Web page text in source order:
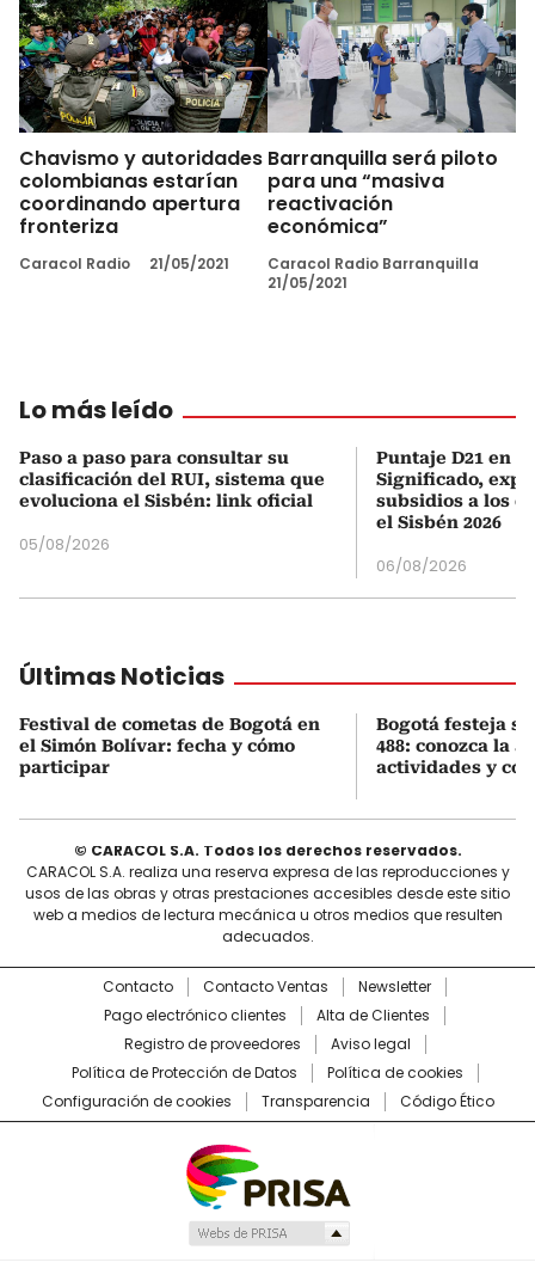
Chavismo y autoridades
colombianas estarían
coordinando apertura
fronteriza
Caracol Radio 21/05/2021
Barranquilla será piloto
para una “masiva
reactivación
económica”
Caracol Radio Barranquilla
21/05/2021
Lo más leído
Paso a paso para consultar su
clasificación del RUI, sistema que
evoluciona el Sisbén: link oficial
05/08/2026
Puntaje D21 en
Significado,
subsidios a los
el Sisbén 2026
06/08/2026
Últimas Noticias
Festival de cometas de Bogotá en
el Simón Bolívar: fecha y cómo
participar
Bogotá festeja
488: conozca la
actividades y
© CARACOL S.A. Todos los derechos reservados.
CARACOL S.A. realiza una reserva expresa de las reproducciones y
usos de las obras y otras prestaciones accesibles desde este sitio
web a medios de lectura mecánica u otros medios que resulten
adecuados.
Contacto Contacto Ventas
Newsletter
Pago electrónico clientes
Alta de Clientes
Registro de proveedores
Aviso legal
Política de Protección de Datos
Política de cookies
Configuración de cookies
Transparencia Código Ético